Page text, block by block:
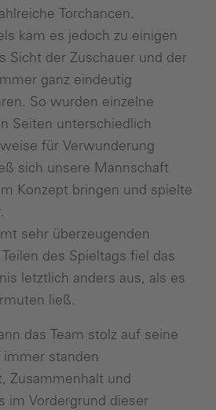
Torchancen.
kam es jedoch zu einigen
Sicht der Zuschauer und der
ganz eindeutig
So wurden einzelne
Seiten unterschiedlich
für Verwunderung
sich unsere Mannschaft
Konzept bringen und spielte
sehr überzeugenden
des Spieltags fiel das
letztlich anders aus, als es
ließ.
das Team stolz auf seine
standen
Zusammenhalt und
im Vordergrund dieser